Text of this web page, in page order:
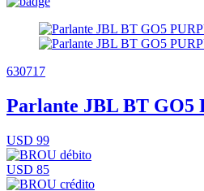
630717
Parlante JBL BT GO5
USD 99
USD 85